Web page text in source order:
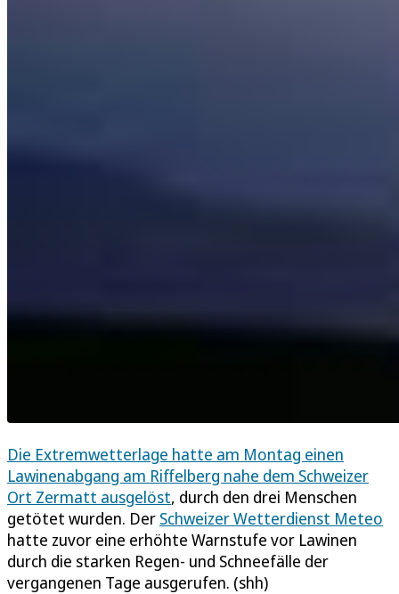
Die Extremwetterlage hatte am Montag einen
Lawinenabgang am Riffelberg nahe dem Schweizer
Ort Zermatt ausgelöst, durch den drei Menschen
getötet wurden. Der Schweizer Wetterdienst Meteo
hatte zuvor eine erhöhte Warnstufe vor Lawinen
durch die starken Regen- und Schneefälle der
vergangenen Tage ausgerufen. (shh)